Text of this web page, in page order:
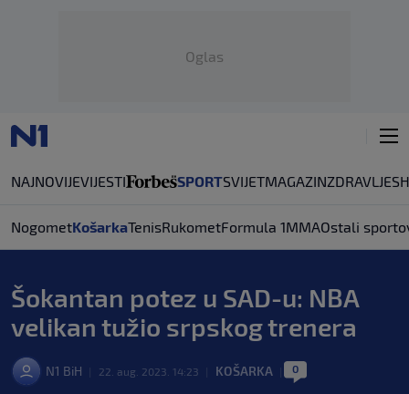
Oglas
NAJNOVIJEVIJESTI SPORTSVIJETMAGAZINZDRAVLJE
NogometKošarkaTenisRukometFormula 1MMAOstali
Šokantan potez u SAD-u: NBA
velikan tužio srpskog trenera
N1 BiH 22. aug. 2023. 14:23 KOŠARKA 0